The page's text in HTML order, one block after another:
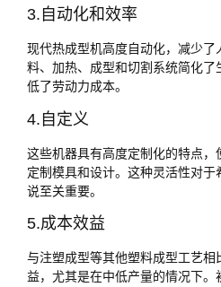
3.自动化和效率
现代热成型机高度自动化，减少
料、加热、成型和切割系统简化
低了劳动力成本。
4.自定义
这些机器具有高度定制化的特点
定制模具和设计。这种灵活性对
说至关重要。
5.成本效益
与注塑成型等其他塑料成型工艺
益，尤其是在中低产量的情况下。